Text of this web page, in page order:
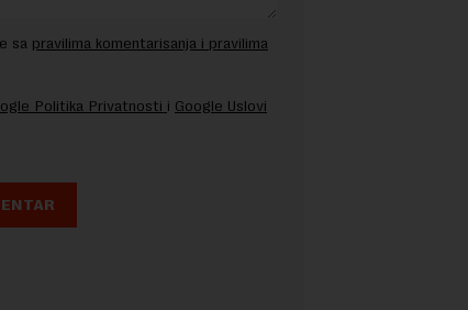
sa pravilima komentarisanja i pravilima
Politika Privatnosti i Google Uslovi